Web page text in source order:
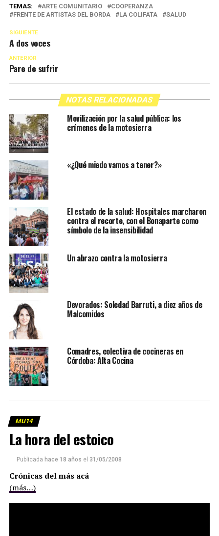
TEMAS: ARTE COMUNITARIO
COOPERANZA
FRENTE DE ARTISTAS DEL BORDA
LA COLIFATA SALUD
SIGUIENTE
A dos voces
ANTERIOR
Pare de sufrir
NOTAS RELACIONADAS
Movilización por la salud pública: los
crímenes de la motosierra
«¿Qué miedo vamos a tener?»
El estado de la salud: Hospitales marcharon
contra el recorte, con el Bonaparte como
símbolo de la insensibilidad
Un abrazo contra la motosierra
Devorados: Soledad Barruti, a diez años de
Malcomidos
Comadres, colectiva de cocineras en
Córdoba: Alta Cocina
MU14
La hora del estoico
Publicada hace 18 años el 31/05/2008
Crónicas del más acá
(más…)